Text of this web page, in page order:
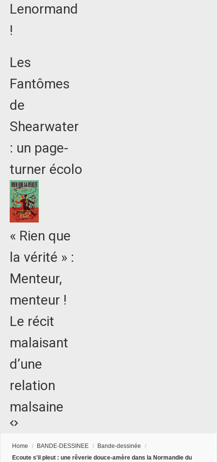
Lenormand
!
Les
Fantômes
de
Shearwater
: un page-
turner écolo
« Rien que
la vérité » :
Menteur,
menteur !
Le récit
malaisant
d’une
relation
malsaine
Home / BANDE-DESSINEE / Bande-dessinée
/
Ecoute s'il pleut : une rêverie douce-amère dans la Normandie du